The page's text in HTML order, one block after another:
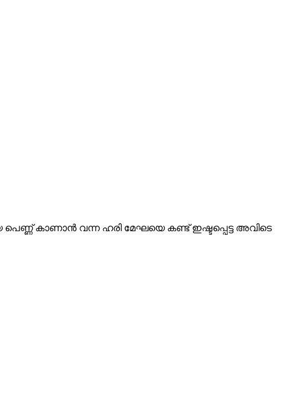
കാണാൻ വന്ന ഹരി മേഘയെ കണ്ട് ഇഷ്ടപ്പെട്ട അവിടെ